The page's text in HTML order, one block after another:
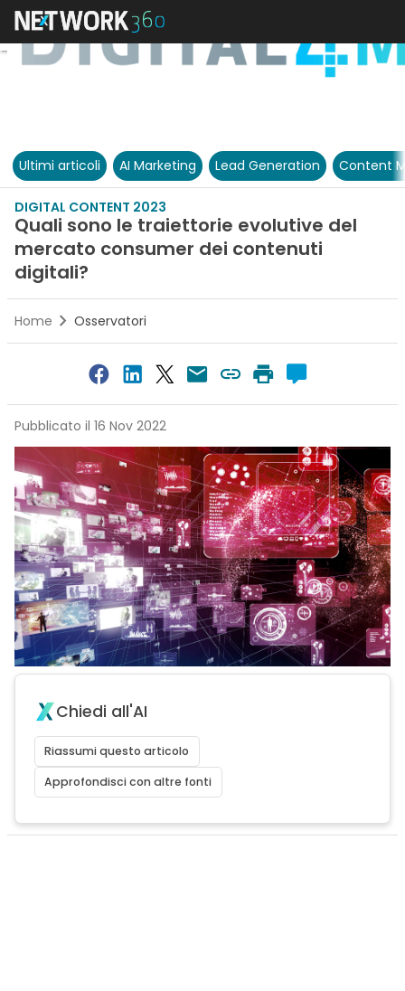
Ultimi articoli AI Marketing Lead Generation Content
DIGITAL CONTENT 2023
Quali sono le traiettorie evolutive del
mercato consumer dei contenuti
digitali?
Home Osservatori
Pubblicato il 16 Nov 2022
Chiedi all'AI
Riassumi questo articolo
Approfondisci con altre fonti